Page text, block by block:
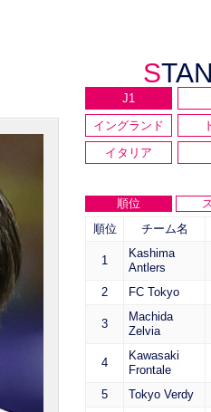
J1
イングランド
イタリア
順位
順位
チーム名
1
Kashima
Antlers
2 FC Tokyo
3
Machida
Zelvia
4
Kawasaki
Frontale
5 Tokyo Verdy